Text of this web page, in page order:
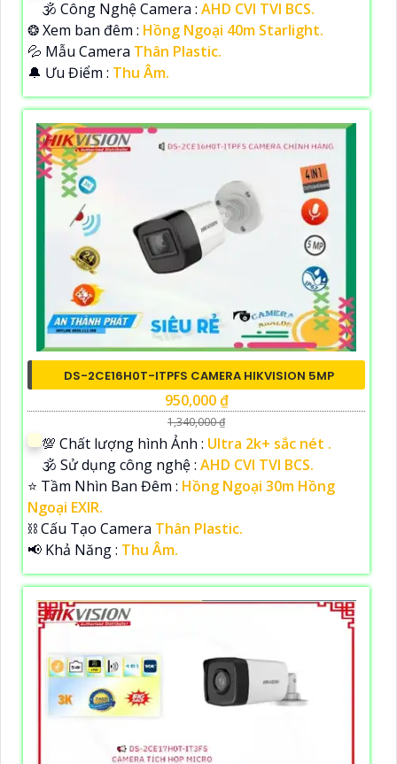
🕉️ Công Nghệ Camera : AHD CVI TVI BCS.
❂ Xem ban đêm : Hồng Ngoại 40m Starlight.
💦 Mẫu Camera Thân Plastic.
️🔔 Ưu Điểm : Thu Âm.
DS-2CE16H0T-ITPFS CAMERA HIKVISION 5MP
950,000 ₫
1,340,000 ₫
💯 Chất lượng hình Ảnh : Ultra 2k+ sắc nét .
🕉️ Sử dụng công nghệ : AHD CVI TVI BCS.
⭐ Tầm Nhìn Ban Đêm : Hồng Ngoại 30m Hồng
Ngoại EXIR.
⛓ Cấu Tạo Camera Thân Plastic.
️📢 Khả Năng : Thu Âm.